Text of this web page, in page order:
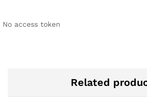
No access token
Related